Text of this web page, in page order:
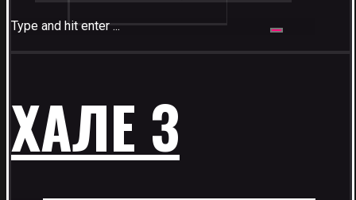
Type and hit enter ...
ХАЛЕ 3